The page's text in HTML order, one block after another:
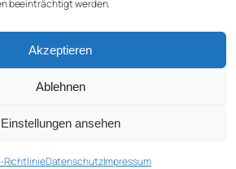
beeinträchtigt werden.
Akzeptieren
Ablehnen
Einstellungen ansehen
RichtlinieDatenschutzImpressum